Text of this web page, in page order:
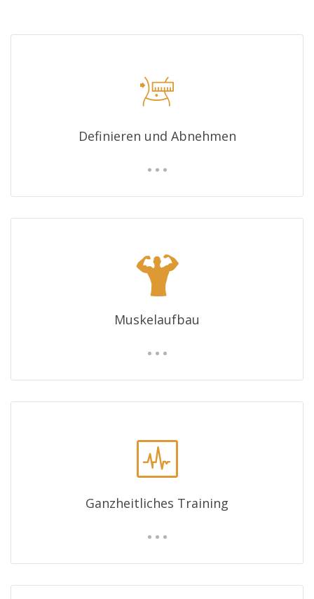
Definieren und Abnehmen
Muskelaufbau
Ganzheitliches Training